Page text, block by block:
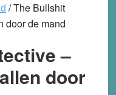
/The Bullshit
door de mand
–
door